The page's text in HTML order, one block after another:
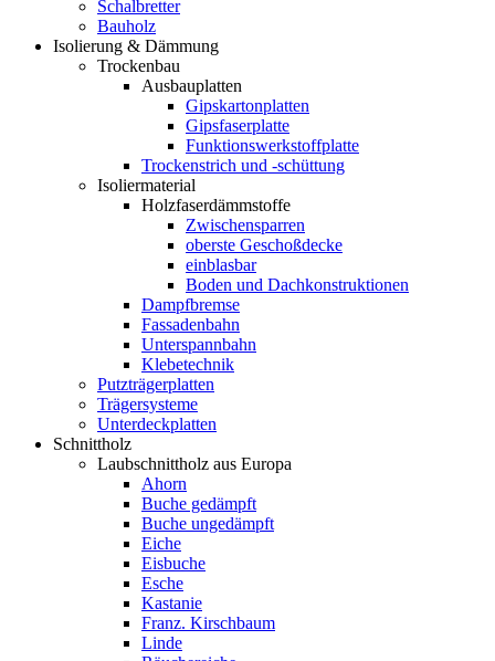
Schalbretter
Bauholz
Isolierung & Dämmung
Trockenbau
Ausbauplatten
Gipskartonplatten
Gipsfaserplatte
Funktionswerkstoffplatte
Trockenstrich und -schüttung
Isoliermaterial
Holzfaserdämmstoffe
Zwischensparren
oberste Geschoßdecke
einblasbar
Boden und Dachkonstruktionen
Dampfbremse
Fassadenbahn
Unterspannbahn
Klebetechnik
Putzträgerplatten
Trägersysteme
Unterdeckplatten
Schnittholz
Laubschnittholz aus Europa
Ahorn
Buche gedämpft
Buche ungedämpft
Eiche
Eisbuche
Esche
Kastanie
Franz. Kirschbaum
Linde